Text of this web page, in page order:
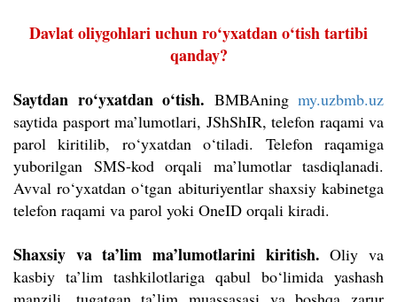
Davlat oliygohlari uchun ro‘yxatdan o‘tish tartibi
qanday?
Saytdan ro‘yxatdan o‘tish. BMBAning my.uzbmb.uz
saytida pasport ma’lumotlari, JShShIR, telefon raqami va
parol kiritilib, ro‘yxatdan o‘tiladi. Telefon raqamiga
yuborilgan SMS-kod orqali ma’lumotlar tasdiqlanadi.
Avval ro‘yxatdan o‘tgan abituriyentlar shaxsiy kabinetga
telefon raqami va parol yoki OneID orqali kiradi.
Shaxsiy va ta’lim ma’lumotlarini kiritish. Oliy va
kasbiy ta’lim tashkilotlariga qabul bo‘limida yashash